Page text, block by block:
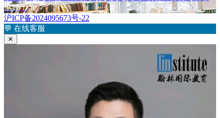
导
航
章：
篇
文
章：
里好！
沪ICP备2024095673号-22
💬 在线客服
✕